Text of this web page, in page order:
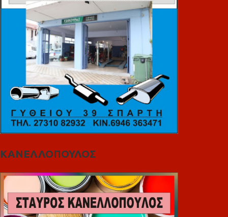
ΚΑΝΕΛΛΟΠΟΥΛΟΣ